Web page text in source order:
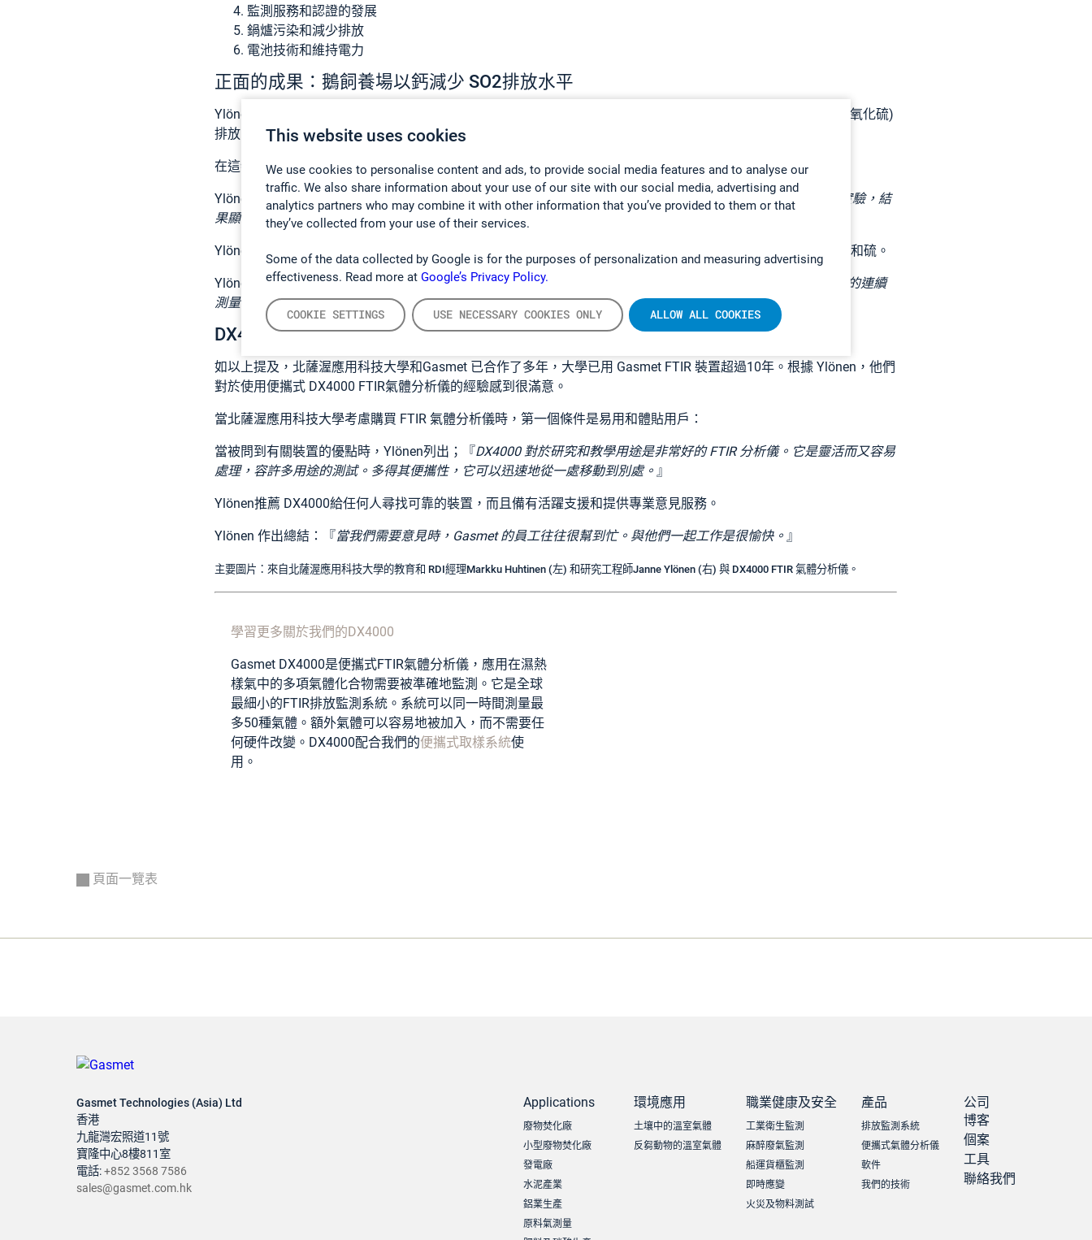
This website uses cookies
We use cookies to personalise content and ads, to provide social media features and to analyse our
traffic. We also share information about your use of our site with our social media, advertising and
analytics partners who may combine it with other information that you’ve provided to them or that
they’ve collected from your use of their services.
Some of the data collected by Google is for the purposes of personalization and measuring advertising
effectiveness. Read more at Google’s Privacy Policy.
COOKIE SETTINGS USE NECESSARY COOKIES ONLY ALLOW ALL COOKIES
監測服務和認證的發展
鍋爐污染和減少排放
電池技術和維持電力
正面的成果：鵝飼養場以鈣減少 SO2排放水平
Ylönen 的實驗室利用2台 FTIR 氣體分析儀來研究不同類型的床墊材料對排放的影響。他們最近研究鈣對SO2 (二氧化硫)
排放的影響，作為論文項目 的一部份。研究找出加入鈣到燃料，減少排放中的二氧化硫含量。
在這特定的研究中，Ylönen和學生利用一些獨特的燃燒物料：本地鵝養殖場的屠宰場廢物。
Ylönen說明：『
我們的客戶取得許可證燃燒農場而來的廢物。我們測試加入鈣如何影響煙氣。這是一個正面的實驗，結
果顯示在排放中有顯著的改變。多個進一步實驗已跟隨我們的測試。
Ylönen的實驗室和研究團隊亦因應小型燃燒廠想改善工序控制和廠房的使用，而進行取樣、測量一氧化碳、NOx和硫。
Ylönen 解釋：『例如，我們在燃燒廠已測量噴射氨和尿素對 NOx 減少的影響。此外，如果燃燒廠需要協助他們的連續
測量，我們可以幫忙驗證結果。』
DX4000 FTIR 氣體分析儀的優點和用戶經驗
如以上提及，北薩渥應用科技大學和Gasmet 已合作了多年，大學已用 Gasmet FTIR 裝置超過10年。根據 Ylönen，他們
對於使用便攜式 DX4000 FTIR氣體分析儀的經驗感到很滿意。
當北薩渥應用科技大學考慮購買 FTIR 氣體分析儀時，第一個條件是易用和體貼用戶：
當被問到有關裝置的優點時，Ylönen列出；『DX4000 對於研究和教學用途是非常好的 FTIR 分析儀。它是靈活而又容易
處理，容許多用途的測試。多得其便攜性，它可以迅速地從一處移動到別處。 』
Ylönen推薦 DX4000給任何人尋找可靠的裝置，而且備有活躍支援和提供專業意見服務。
Ylönen 作出總結：『當我們需要意見時，Gasmet 的員工往往很幫到忙。與他們一起工作是很愉快。 』
主要圖片：來自北薩渥應用科技大學的教育和 RDI經理Markku Huhtinen (左) 和研究工程師Janne Ylönen (右) 與 DX4000 FTIR 氣體分析儀。
學習更多關於我們的DX4000
Gasmet DX4000是便攜式FTIR氣體分析儀，應用在濕熱
樣氣中的多項氣體化合物需要被準確地監測。它是全球
最細小的FTIR排放監測系統。系統可以同一時間測量最
多50種氣體。額外氣體可以容易地被加入，而不需要任
何硬件改變。DX4000配合我們的便攜式取樣系統使
用。
頁面一覽表
Gasmet Technologies (Asia) Ltd
香港
九龍灣宏照道11號
寶隆中心8樓811室
電話:+852 3568 7586
sales@gasmet.com.hk
Applications
廢物焚化廠
小型廢物焚化廠
發電廠
水泥產業
鋁業生產
原料氣測量
環境應用
土壤中的溫室氣體
反芻動物的溫室氣體
職業健康及安全
工業衛生監測
麻醉廢氣監測
船運貨櫃監測
即時應變
火災及物料測試
產品
排放監測系統
便攜式氣體分析儀
軟件
我們的技術
公司
博客
個案
工具
聯絡我們